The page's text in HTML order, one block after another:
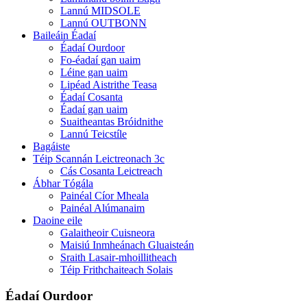
Lannú MIDSOLE
Lannú OUTBONN
Baileáin Éadaí
Éadaí Ourdoor
Fo-éadaí gan uaim
Léine gan uaim
Lipéad Aistrithe Teasa
Éadaí Cosanta
Éadaí gan uaim
Suaitheantas Bróidnithe
Lannú Teicstíle
Bagáiste
Téip Scannán Leictreonach 3c
Cás Cosanta Leictreach
Ábhar Tógála
Painéal Cíor Mheala
Painéal Alúmanaim
Daoine eile
Galaitheoir Cuisneora
Maisiú Inmheánach Gluaisteán
Sraith Lasair-mhoillitheach
Téip Frithchaiteach Solais
Éadaí Ourdoor